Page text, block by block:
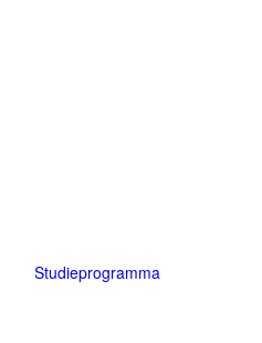
Studieprogramma